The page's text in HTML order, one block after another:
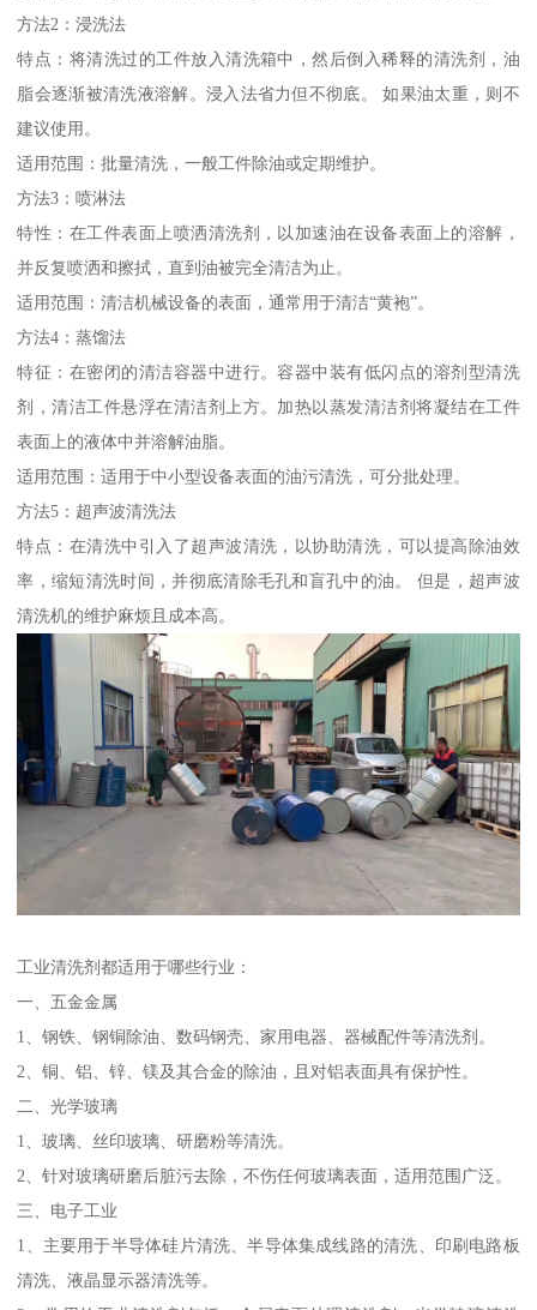
方法2：浸洗法
特点：将清洗过的工件放入清洗箱中，然后倒入稀释的清洗剂，油
脂会逐渐被清洗液溶解。浸入法省力但不彻底。 如果油太重，则不
建议使用。
适用范围：批量清洗，一般工件除油或定期维护。
方法3：喷淋法
特性：在工件表面上喷洒清洗剂，以加速油在设备表面上的溶解，
并反复喷洒和擦拭，直到油被完全清洁为止。
适用范围：清洁机械设备的表面，通常用于清洁“黄袍”。
方法4：蒸馏法
特征：在密闭的清洁容器中进行。容器中装有低闪点的溶剂型清洗
剂，清洁工件悬浮在清洁剂上方。加热以蒸发清洁剂将凝结在工件
表面上的液体中并溶解油脂。
适用范围：适用于中小型设备表面的油污清洗，可分批处理。
方法5：超声波清洗法
特点：在清洗中引入了超声波清洗，以协助清洗，可以提高除油效
率，缩短清洗时间，并彻底清除毛孔和盲孔中的油。 但是，超声波
清洗机的维护麻烦且成本高。
工业清洗剂都适用于哪些行业：
一、五金金属
1、钢铁、钢铜除油、数码钢壳、家用电器、器械配件等清洗剂。
2、铜、铝、锌、镁及其合金的除油，且对铝表面具有保护性。
二、光学玻璃
1、玻璃、丝印玻璃、研磨粉等清洗。
2、针对玻璃研磨后脏污去除，不伤任何玻璃表面，适用范围广泛。
三、电子工业
1、主要用于半导体硅片清洗、半导体集成线路的清洗、印刷电路板
清洗、液晶显示器清洗等。